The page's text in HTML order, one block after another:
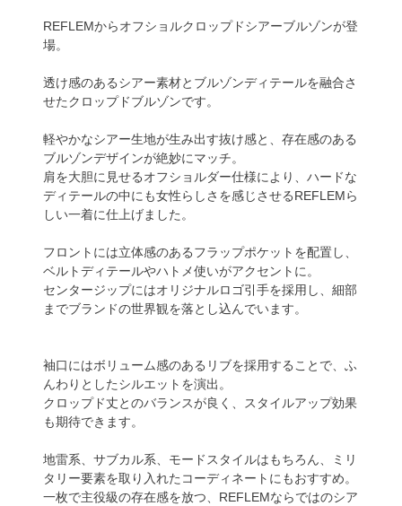
REFLEMからオフショルクロップドシアーブルゾンが登
場。
透け感のあるシアー素材とブルゾンディテールを融合さ
せたクロップドブルゾンです。
軽やかなシアー生地が生み出す抜け感と、存在感のある
ブルゾンデザインが絶妙にマッチ。
肩を大胆に見せるオフショルダー仕様により、ハードな
ディテールの中にも女性らしさを感じさせるREFLEMら
しい一着に仕上げました。
フロントには立体感のあるフラップポケットを配置し、
ベルトディテールやハトメ使いがアクセントに。
センタージップにはオリジナルロゴ引手を採用し、細部
までブランドの世界観を落とし込んでいます。
袖口にはボリューム感のあるリブを採用することで、ふ
んわりとしたシルエットを演出。
クロップド丈とのバランスが良く、スタイルアップ効果
も期待できます。
地雷系、サブカル系、モードスタイルはもちろん、ミリ
タリー要素を取り入れたコーディネートにもおすすめ。
一枚で主役級の存在感を放つ、REFLEMならではのシア